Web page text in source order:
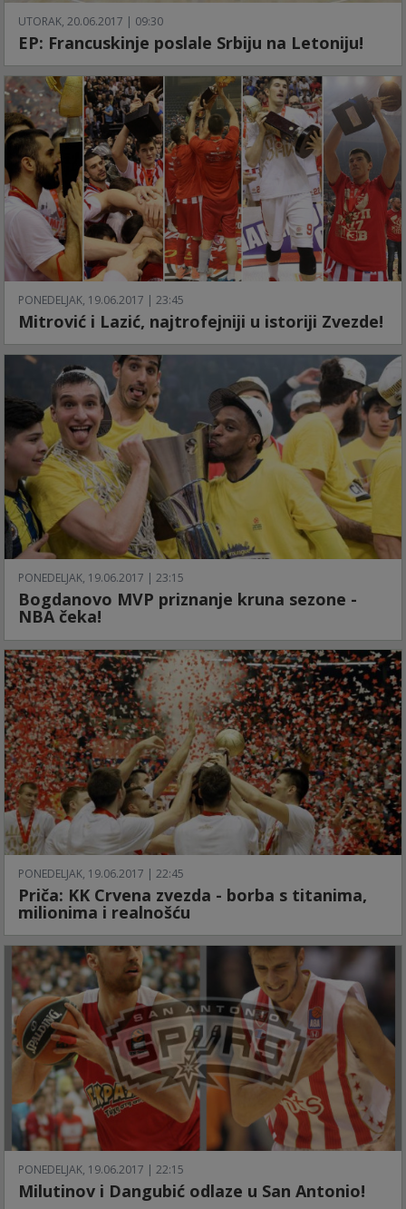
UTORAK, 20.06.2017 | 09:30
EP: Francuskinje poslale Srbiju na Letoniju!
PONEDELJAK, 19.06.2017 | 23:45
Mitrović i Lazić, najtrofejniji u istoriji Zvezde!
PONEDELJAK, 19.06.2017 | 23:15
Bogdanovo MVP priznanje kruna sezone -
NBA čeka!
PONEDELJAK, 19.06.2017 | 22:45
Priča: KK Crvena zvezda - borba s titanima,
milionima i realnošću
PONEDELJAK, 19.06.2017 | 22:15
Milutinov i Dangubić odlaze u San Antonio!